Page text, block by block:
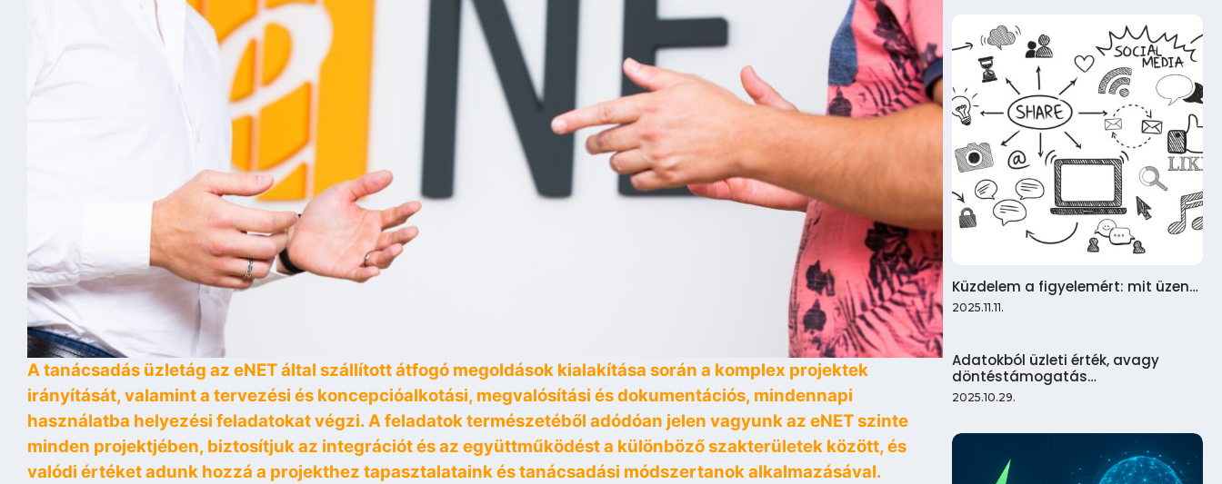
A tanácsadás üzletág az eNET által szállított átfogó megoldások kialakítása során a komplex projektek
irányítását, valamint a tervezési és koncepcióalkotási, megvalósítási és dokumentációs, mindennapi
használatba helyezési feladatokat végzi. A feladatok természetéből adódóan jelen vagyunk az eNET szinte
minden projektjében, biztosítjuk az integrációt és az együttműködést a különböző szakterületek között, és
valódi értéket adunk hozzá a projekthez tapasztalataink és tanácsadási módszertanok alkalmazásával.
Küzdelem a figyelemért: mit üzen…
2025.11.11.
Adatokból üzleti érték, avagy
döntéstámogatás…
2025.10.29.